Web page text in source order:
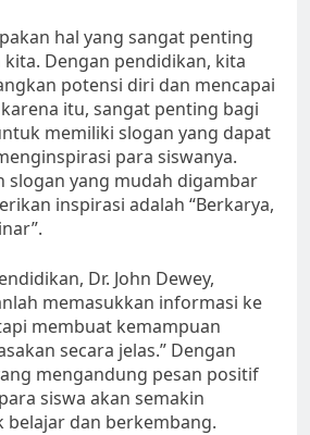
hal yang sangat penting
Dengan pendidikan, kita
potensi diri dan mencapai
itu, sangat penting bagi
memiliki slogan yang dapat
para siswanya.
slogan yang mudah digambar
inspirasi adalah “Berkarya,
Dr. John Dewey,
memasukkan informasi ke
membuat kemampuan
secara jelas.” Dengan
mengandung pesan positif
siswa akan semakin
dan berkembang.